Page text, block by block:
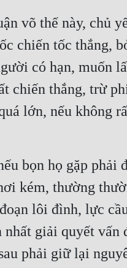
võ thế này, chủ
chiến tốc thắng,
có hạn, muốn
chiến thắng, trừ
lớn, nếu không
bọn họ gặp phải
kém, thường
lôi đình, lực
nhất giải quyết vấn
phải giữ lại